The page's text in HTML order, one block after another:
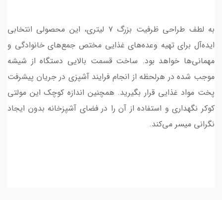
به لطف طراحی ظرفیت بزرگ ۷ لیتری، این محصولی انتخابی
ایده‌آل برای تهیه وعده‌های غذایی مختص جمع‌های خانوادگی و
مهمانی‌ها خواهد بود. ساخت قسمت بالایی دستگاه از شیشه
موجب شده در هرلحظه از انجام فرایند آشپزی در جریان پیشرفت
پخت مواد غذایی قرار بگیرید. همچنین اندازه کوچک این مولتی
کوکر نگهداری و استفاده از آن را در فضای آشپزخانه بدون ایجاد
نگرانی میسر می‌کند.